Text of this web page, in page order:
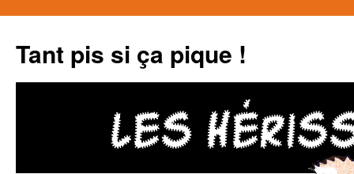
Tant pis si ça pique !